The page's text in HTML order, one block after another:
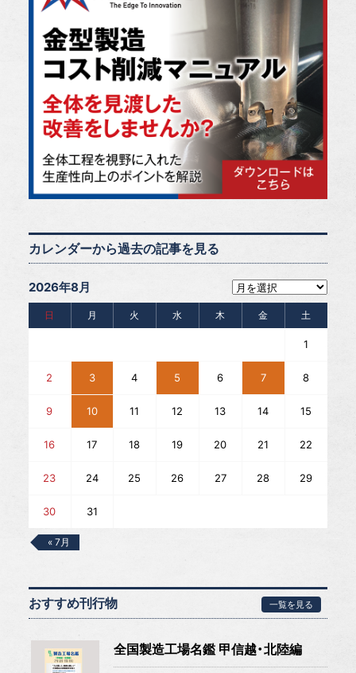
カレンダーから過去の記事を見る
2026年8月
日 月 火 水 木 金 土
1
2 3 4 5 6 7 8
9 10 11 12 13 14 15
16 17 18 19 20 21 22
23 24 25 26 27 28 29
30 31
« 7月
おすすめ刊行物 一覧を見る
全国製造工場名鑑 甲信越・北陸編